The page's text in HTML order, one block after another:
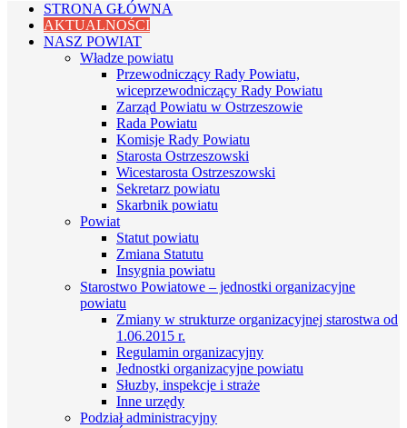
STRONA GŁÓWNA
AKTUALNOŚCI
NASZ POWIAT
Władze powiatu
Przewodniczący Rady Powiatu,
wiceprzewodniczący Rady Powiatu
Zarząd Powiatu w Ostrzeszowie
Rada Powiatu
Komisje Rady Powiatu
Starosta Ostrzeszowski
Wicestarosta Ostrzeszowski
Sekretarz powiatu
Skarbnik powiatu
Powiat
Statut powiatu
Zmiana Statutu
Insygnia powiatu
Starostwo Powiatowe – jednostki organizacyjne
powiatu
Zmiany w strukturze organizacyjnej starostwa od
1.06.2015 r.
Regulamin organizacyjny
Jednostki organizacyjne powiatu
Słuzby, inspekcje i straże
Inne urzędy
Podział administracyjny